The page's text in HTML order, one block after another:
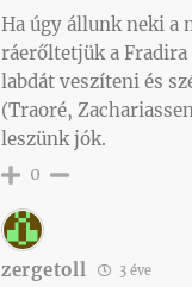
Ha úgy állunk neki a
ráerőltetjük a
labdát veszíteni és
(Traoré,
leszünk jók.
0
zergetoll 3 éve